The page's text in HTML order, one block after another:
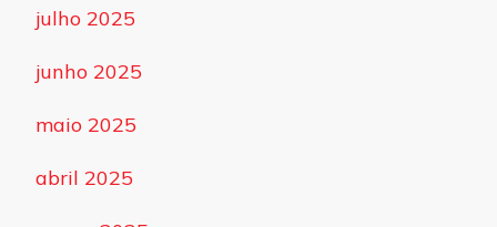
julho 2025
junho 2025
maio 2025
abril 2025